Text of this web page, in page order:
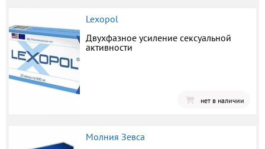
Lexopol
Двухфазное усиление сексуальной
активности
нет в наличии
Молния Зевса